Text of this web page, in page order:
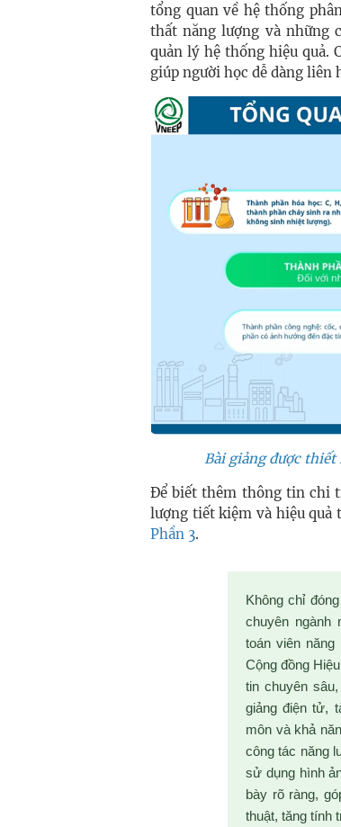
tổng quan về hệ thống
thất năng lượng và những
quản lý hệ thống hiệu quả.
giúp người học dễ dàng liên
Bài giảng được
Để biết thêm thông tin chi
lượng tiết kiệm và hiệu
Phần 3.
Không chỉ
chuyên ngành
toán viên
Cộng đồng
tin chuyên
giảng điện tử,
môn và khả
công tác năng
sử dụng hình
bày rõ ràng,
thuật, tăng tính